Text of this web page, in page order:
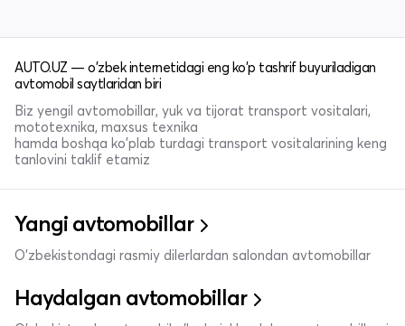
AUTO.UZ — o'zbek internetidagi eng ko'p tashrif buyuriladigan
avtomobil saytlaridan biri
Biz yengil avtomobillar, yuk va tijorat transport vositalari,
mototexnika, maxsus texnika
hamda boshqa ko'plab turdagi transport vositalarining keng
tanlovini taklif etamiz
Yangi avtomobillar
O'zbekistondagi rasmiy dilerlardan salondan avtomobillar
Haydalgan avtomobillar